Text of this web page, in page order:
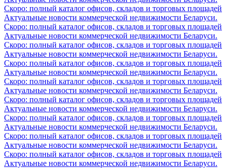
Скоро: полный каталог офисов, складов и торговых площадей
Актуальные новости коммерческой недвижимости Беларуси.
Скоро: полный каталог офисов, складов и торговых площадей
Актуальные новости коммерческой недвижимости Беларуси.
Скоро: полный каталог офисов, складов и торговых площадей
Актуальные новости коммерческой недвижимости Беларуси.
Скоро: полный каталог офисов, складов и торговых площадей
Актуальные новости коммерческой недвижимости Беларуси.
Скоро: полный каталог офисов, складов и торговых площадей
Актуальные новости коммерческой недвижимости Беларуси.
Скоро: полный каталог офисов, складов и торговых площадей
Актуальные новости коммерческой недвижимости Беларуси.
Скоро: полный каталог офисов, складов и торговых площадей
Актуальные новости коммерческой недвижимости Беларуси.
Скоро: полный каталог офисов, складов и торговых площадей
Актуальные новости коммерческой недвижимости Беларуси.
Скоро: полный каталог офисов, складов и торговых площадей
Актуальные новости коммерческой недвижимости Беларуси.